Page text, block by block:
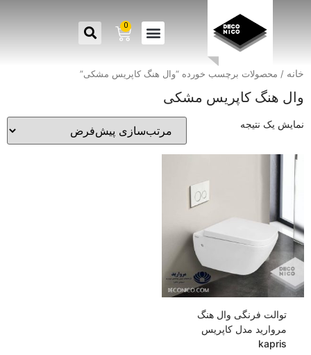
0
خانه / محصولات برچسب خورده “وال هنگ کاپریس مشکی”
وال هنگ کاپریس مشکی
نمایش یک نتیجه
توالت فرنگی وال هنگ
مروارید مدل کاپریس
kapris